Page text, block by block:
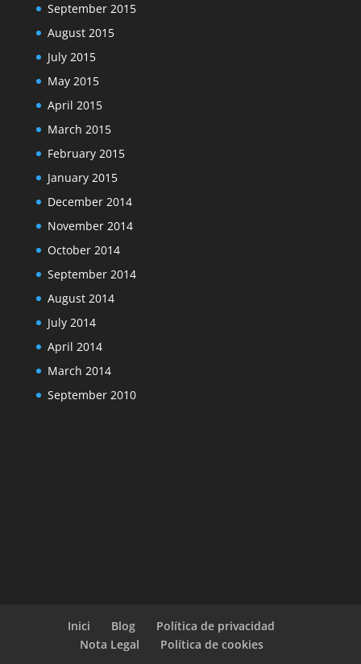
September 2015
August 2015
July 2015
May 2015
April 2015
March 2015
February 2015
January 2015
December 2014
November 2014
October 2014
September 2014
August 2014
July 2014
April 2014
March 2014
September 2010
Inici Blog
Política de privacidad
Nota Legal
Política de cookies